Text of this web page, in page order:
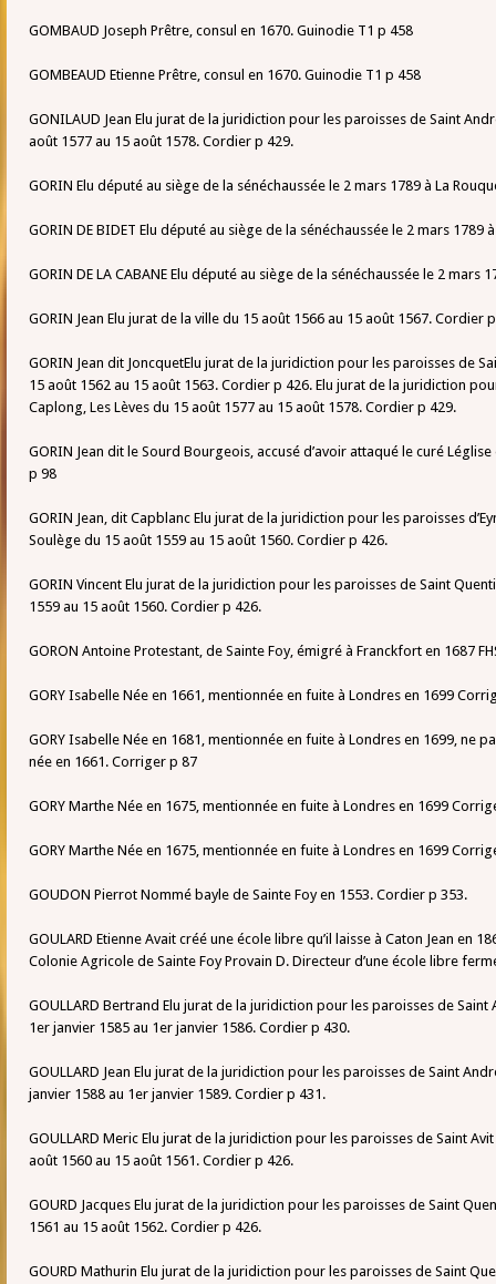
GOMBAUD Joseph Prêtre, consul en 1670. Guinodie T1 p 458
GOMBEAUD Etienne Prêtre, consul en 1670. Guinodie T1 p 458
GONILAUD Jean Elu jurat de la juridiction pour les paroisses de Saint
août 1577 au 15 août 1578. Cordier p 429.
GORIN Elu député au siège de la sénéchaussée le 2 mars 1789 à La
GORIN DE BIDET Elu député au siège de la sénéchaussée le 2 mars 1789
GORIN DE LA CABANE Elu député au siège de la sénéchaussée le 2 mars
GORIN Jean Elu jurat de la ville du 15 août 1566 au 15 août 1567. Cordier
GORIN Jean dit JoncquetElu jurat de la juridiction pour les paroisses de
15 août 1562 au 15 août 1563. Cordier p 426. Elu jurat de la juridiction
Caplong, Les Lèves du 15 août 1577 au 15 août 1578. Cordier p 429.
GORIN Jean dit le Sourd Bourgeois, accusé d’avoir attaqué le curé
p 98
GORIN Jean, dit Capblanc Elu jurat de la juridiction pour les paroisses
Soulège du 15 août 1559 au 15 août 1560. Cordier p 426.
GORIN Vincent Elu jurat de la juridiction pour les paroisses de Saint
1559 au 15 août 1560. Cordier p 426.
GORON Antoine Protestant, de Sainte Foy, émigré à Franckfort en 1687
GORY Isabelle Née en 1661, mentionnée en fuite à Londres en 1699
GORY Isabelle Née en 1681, mentionnée en fuite à Londres en 1699, ne
née en 1661. Corriger p 87
GORY Marthe Née en 1675, mentionnée en fuite à Londres en 1699
GORY Marthe Née en 1675, mentionnée en fuite à Londres en 1699
GOUDON Pierrot Nommé bayle de Sainte Foy en 1553. Cordier p 353.
GOULARD Etienne Avait créé une école libre qu’il laisse à Caton Jean en
Colonie Agricole de Sainte Foy Provain D. Directeur d’une école libre
GOULLARD Bertrand Elu jurat de la juridiction pour les paroisses de
1er janvier 1585 au 1er janvier 1586. Cordier p 430.
GOULLARD Jean Elu jurat de la juridiction pour les paroisses de Saint
janvier 1588 au 1er janvier 1589. Cordier p 431.
GOULLARD Meric Elu jurat de la juridiction pour les paroisses de Saint
août 1560 au 15 août 1561. Cordier p 426.
GOURD Jacques Elu jurat de la juridiction pour les paroisses de Saint
1561 au 15 août 1562. Cordier p 426.
GOURD Mathurin Elu jurat de la juridiction pour les paroisses de Saint